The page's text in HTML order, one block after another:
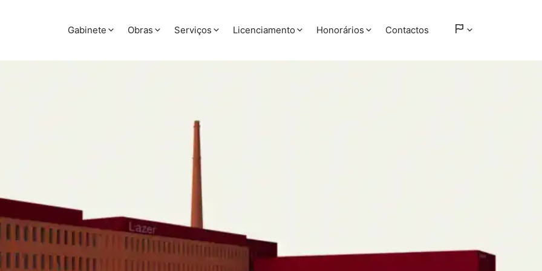
Gabinete Obras Serviços Licenciamento Honorários Contactos